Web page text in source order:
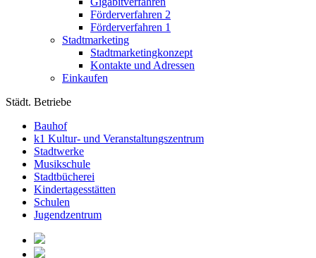
Förderverfahren 2
Förderverfahren 1
Stadtmarketing
Stadtmarketingkonzept
Kontakte und Adressen
Einkaufen
Städt. Betriebe
Bauhof
k1 Kultur- und Veranstaltungszentrum
Stadtwerke
Musikschule
Stadtbücherei
Kindertagesstätten
Schulen
Jugendzentrum